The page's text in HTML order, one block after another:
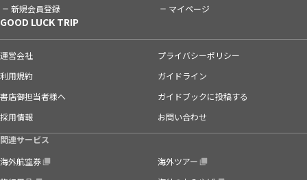
新規会員登録 マイページ
GOOD LUCK TRIP
運営会社
プライバシーポリシー
利用規約
ガイドライン
書店御担当者様へ
ガイドブックに投稿する
採用情報
お問い合わせ
関連サービス
海外航空券
海外ツアー